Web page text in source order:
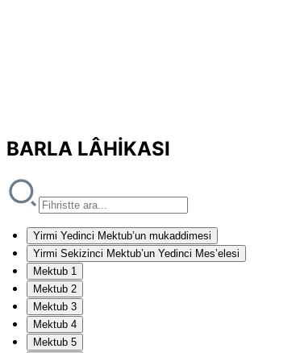
BARLA LÂHİKASI
Yirmi Yedinci Mektub’un mukaddimesi
Yirmi Sekizinci Mektub’un Yedinci Mes’elesi
Mektub 1
Mektub 2
Mektub 3
Mektub 4
Mektub 5